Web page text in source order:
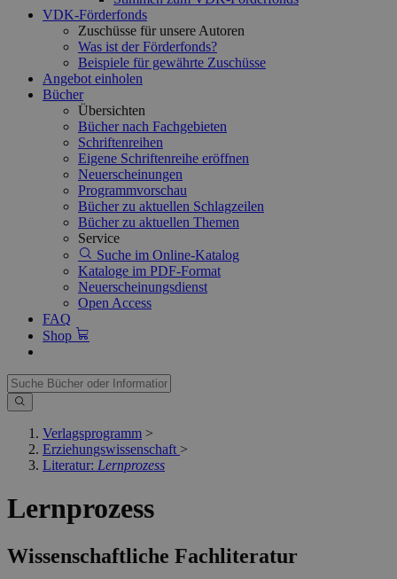
VDK-Förderfonds
Zuschüsse für unsere Autoren
Was ist der Förderfonds?
Beispiele für gewährte Zuschüsse
Angebot einholen
Bücher
Übersichten
Bücher nach Fachgebieten
Schriftenreihen
Eigene Schriftenreihe eröffnen
Neuerscheinungen
Programmvorschau
Bücher zu aktuellen Schlagzeilen
Bücher zu aktuellen Themen
Service
Suche im Online-Katalog
Kataloge im PDF-Format
Neuerscheinungsdienst
Open Access
FAQ
Shop
Verlagsprogramm >
Erziehungswissenschaft >
Literatur: Lernprozess
Lernprozess
Wissenschaftliche Fachliteratur